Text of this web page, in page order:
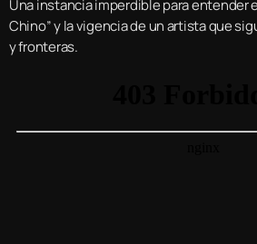
Una instancia imperdible para entender
Chino” y la vigencia de un artista que
y fronteras.